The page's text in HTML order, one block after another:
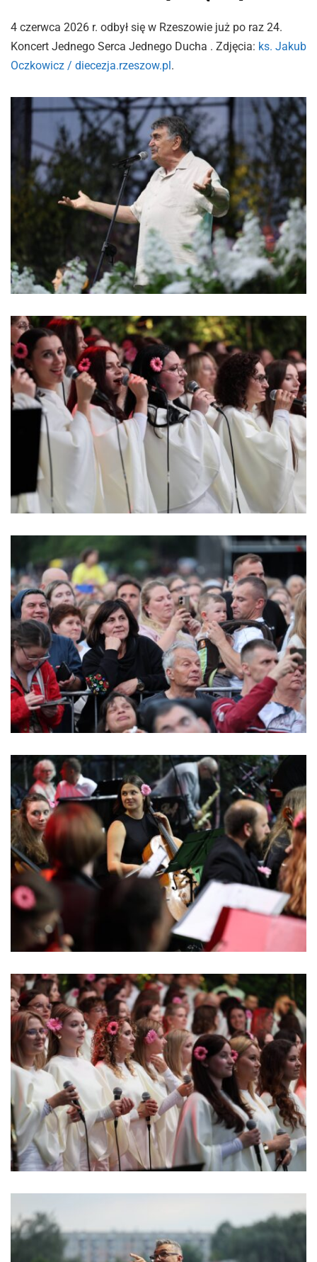
4 czerwca 2026 r. odbył się w Rzeszowie już po raz 24.
Koncert Jednego Serca Jednego Ducha . Zdjęcia: ks. Jakub
Oczkowicz / diecezja.rzeszow.pl.